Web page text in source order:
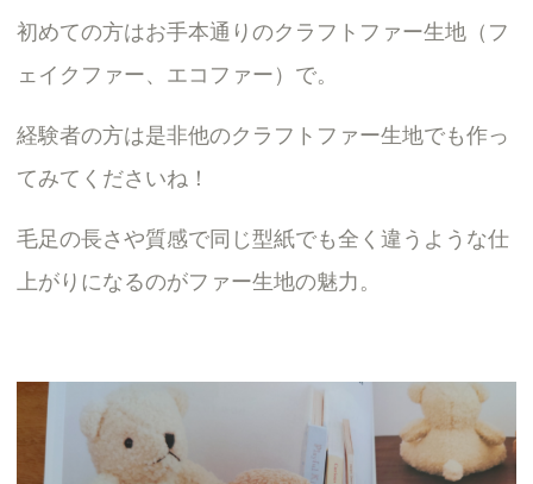
初めての方はお手本通りのクラフトファー生地（フ
ェイクファー、エコファー）で。
経験者の方は是非他のクラフトファー生地でも作っ
てみてくださいね！
毛足の長さや質感で同じ型紙でも全く違うような仕
上がりになるのがファー生地の魅力。